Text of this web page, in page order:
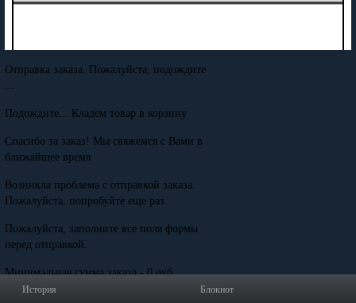
История Блокнот
Отправка заказа. Пожалуйста, подождите
...
Подождите... Кладем товар в корзину
Спасибо за заказ! Мы свяжемся с Вами в
ближайшее время
Возникла проблема с отправкой заказа.
Пожалуйста, попробуйте еще раз.
Пожалуйста, заполните все поля формы
перед отправкой.
Минимальная сумма заказа - 0 руб.